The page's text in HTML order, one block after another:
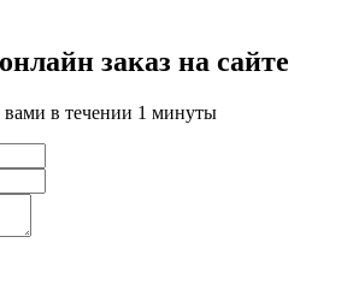
заказ на сайте
в течении 1 минуты